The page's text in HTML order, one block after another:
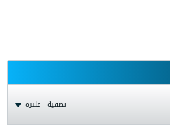
تصفية - فلترة